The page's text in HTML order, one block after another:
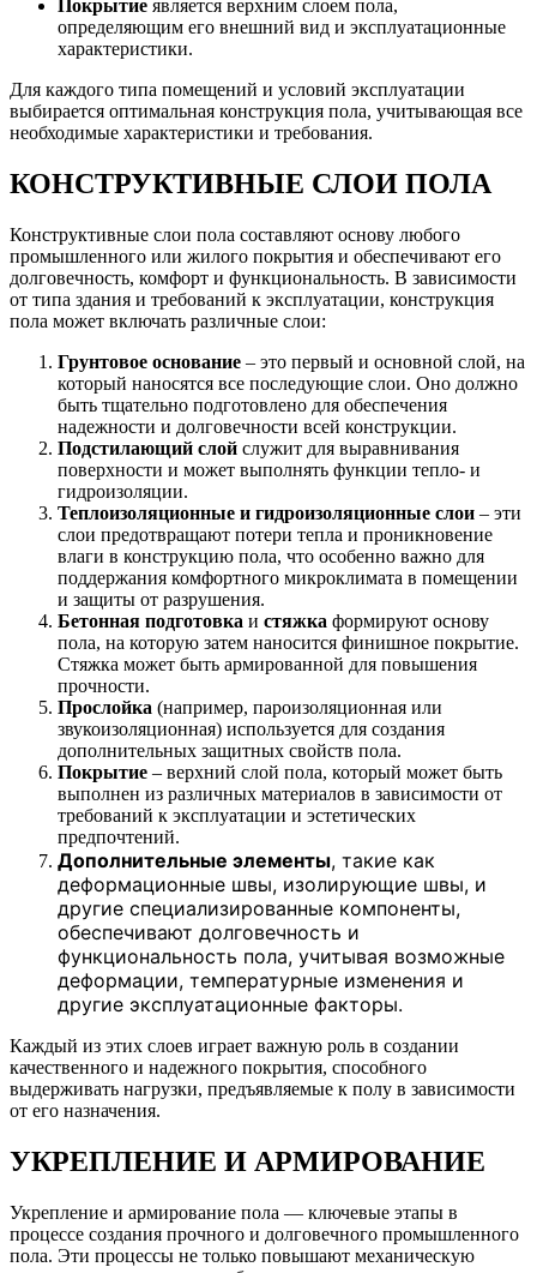
Покрытие является верхним слоем пола,
определяющим его внешний вид и эксплуатационные
характеристики.
Для каждого типа помещений и условий эксплуатации
выбирается оптимальная конструкция пола, учитывающая все
необходимые характеристики и требования.
КОНСТРУКТИВНЫЕ СЛОИ ПОЛА
Конструктивные слои пола составляют основу любого
промышленного или жилого покрытия и обеспечивают его
долговечность, комфорт и функциональность. В зависимости
от типа здания и требований к эксплуатации, конструкция
пола может включать различные слои:
Грунтовое основание – это первый и основной слой, на
который наносятся все последующие слои. Оно должно
быть тщательно подготовлено для обеспечения
надежности и долговечности всей конструкции.
Подстилающий слой служит для выравнивания
поверхности и может выполнять функции тепло- и
гидроизоляции.
Теплоизоляционные и гидроизоляционные слои – эти
слои предотвращают потери тепла и проникновение
влаги в конструкцию пола, что особенно важно для
поддержания комфортного микроклимата в помещении
и защиты от разрушения.
Бетонная подготовка и стяжка формируют основу
пола, на которую затем наносится финишное покрытие.
Стяжка может быть армированной для повышения
прочности.
Прослойка (например, пароизоляционная или
звукоизоляционная) используется для создания
дополнительных защитных свойств пола.
Покрытие – верхний слой пола, который может быть
выполнен из различных материалов в зависимости от
требований к эксплуатации и эстетических
предпочтений.
Дополнительные элементы, такие как
деформационные швы, изолирующие швы, и
другие специализированные компоненты,
обеспечивают долговечность и
функциональность пола, учитывая возможные
деформации, температурные изменения и
другие эксплуатационные факторы.
Каждый из этих слоев играет важную роль в создании
качественного и надежного покрытия, способного
выдерживать нагрузки, предъявляемые к полу в зависимости
от его назначения.
УКРЕПЛЕНИЕ И АРМИРОВАНИЕ
Укрепление и армирование пола — ключевые этапы в
процессе создания прочного и долговечного промышленного
пола. Эти процессы не только повышают механическую